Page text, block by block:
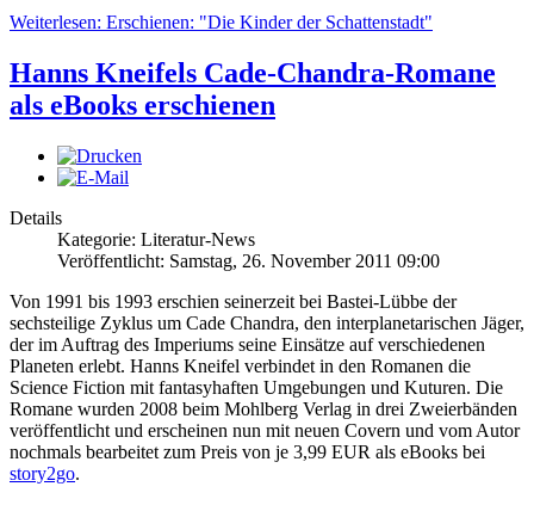
Weiterlesen: Erschienen: "Die Kinder der Schattenstadt"
Hanns Kneifels Cade-Chandra-Romane
als eBooks erschienen
Details
Kategorie: Literatur-News
Veröffentlicht: Samstag, 26. November 2011 09:00
Von 1991 bis 1993 erschien seinerzeit bei Bastei-Lübbe der
sechsteilige Zyklus um Cade Chandra, den interplanetarischen Jäger,
der im Auftrag des Imperiums seine Einsätze auf verschiedenen
Planeten erlebt. Hanns Kneifel verbindet in den Romanen die
Science Fiction mit fantasyhaften Umgebungen und Kuturen. Die
Romane wurden 2008 beim Mohlberg Verlag in drei Zweierbänden
veröffentlicht und erscheinen nun mit neuen Covern und vom Autor
nochmals bearbeitet zum Preis von je 3,99 EUR als eBooks bei
story2go.